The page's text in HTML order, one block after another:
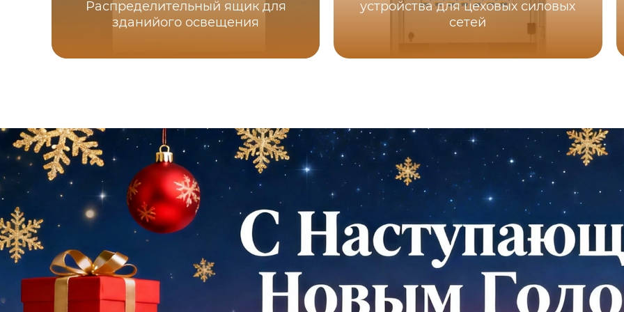
Распределительный ящик для
зданийого освещения
устройства для цеховых силовых
сетей